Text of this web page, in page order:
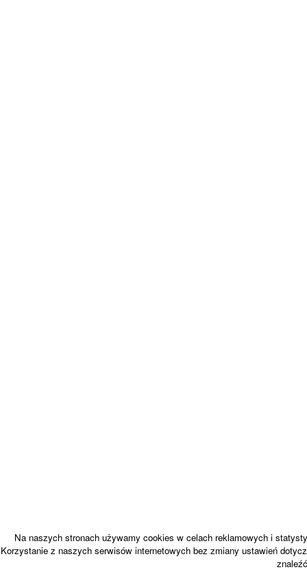
Na naszych stronach używamy cookies w celach reklamowych i
Korzystanie z naszych serwisów internetowych bez zmiany ustawień